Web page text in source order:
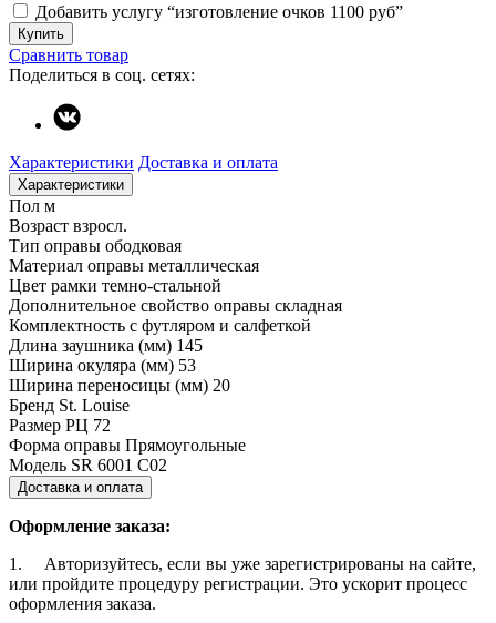
Добавить услугу “изготовление очков 1100 руб”
Купить
Сравнить товар
Поделиться в соц. сетях:
Характеристики Доставка и оплата
Характеристики
Пол м
Возраст взросл.
Тип оправы ободковая
Материал оправы металлическая
Цвет рамки темно-стальной
Дополнительное свойство оправы складная
Комплектность с футляром и салфеткой
Длина заушника (мм) 145
Ширина окуляра (мм) 53
Ширина переносицы (мм) 20
Бренд St. Louise
Размер РЦ 72
Форма оправы Прямоугольные
Модель SR 6001 С02
Доставка и оплата
Оформление заказа:
1. Авторизуйтесь, если вы уже зарегистрированы на сайте,
или пройдите процедуру регистрации. Это ускорит процесс
оформления заказа.